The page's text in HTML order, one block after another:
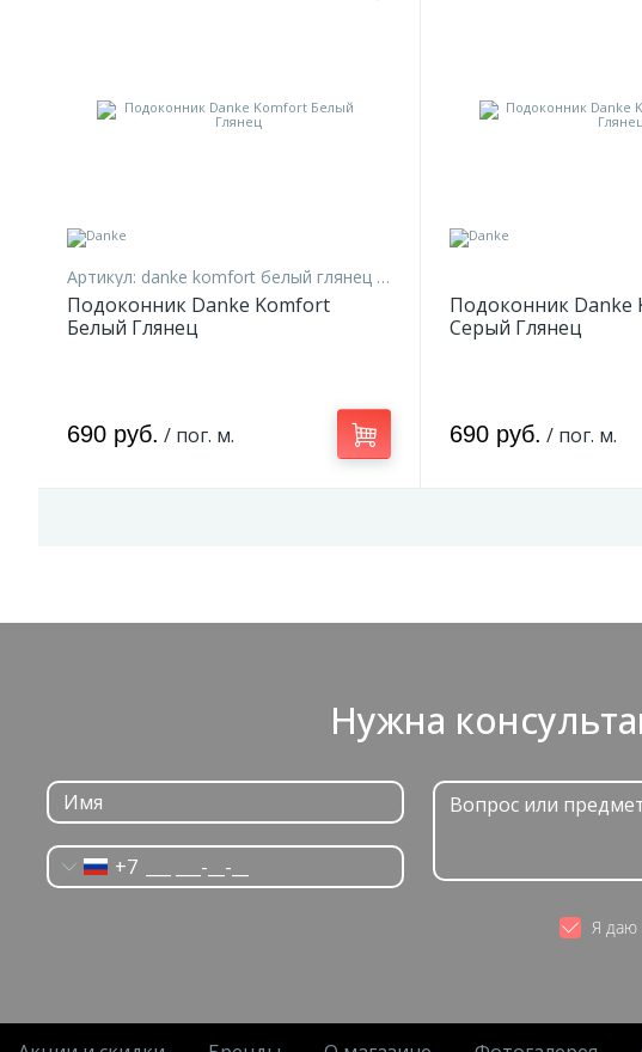
Артикул: danke komfort белый глянец 10
Подоконник Danke Komfort
Белый Глянец
690 руб. / пог. м.
Подоконник Danke
Серый Глянец
690 руб. / пог. м.
Нужна
+7
Я даю